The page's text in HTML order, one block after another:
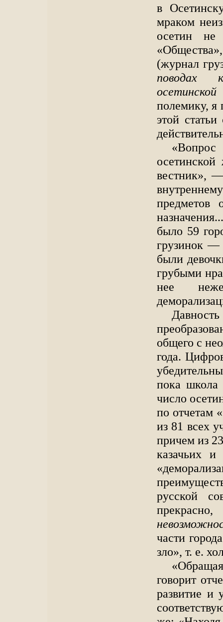
в
мраком
осетин
(журнал
поводах к
полемику, я
этой
«Вопрос
вестник»,
предметов
было 59
грузинок —
были
грубыми
нее
общего с
года.
пока школа
число
по отчетам
из 81 всех
причем из
казачьих
русской
части
зло», т. е.
говорит
развитие и